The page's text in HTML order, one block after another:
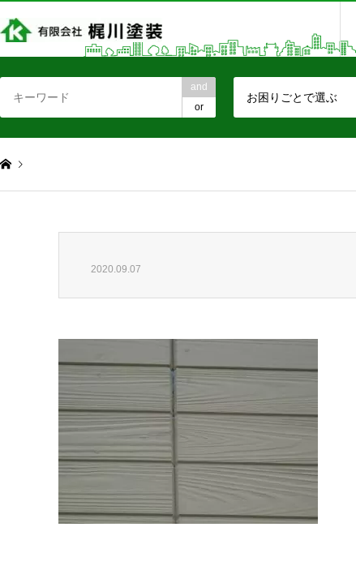
and
or
お困りごとで選ぶ
2020.09.07